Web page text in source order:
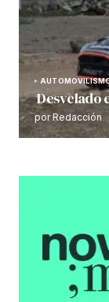
Desvelado
por Redacción